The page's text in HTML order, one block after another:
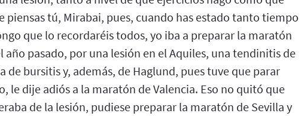
piensas tú, Mirabai, pues, cuando has estado tanto tiempo
que lo recordaréis todos, yo iba a preparar la maratón
año pasado, por una lesión en el Aquiles, una tendinitis de
de bursitis y, además, de Haglund, pues tuve que parar
le dije adiós a la maratón de Valencia. Eso no quitó que
de la lesión, pudiese preparar la maratón de Sevilla y